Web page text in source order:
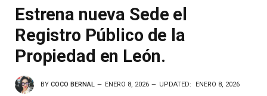
Estrena nueva Sede el
Registro Público de la
Propiedad en León.
BY COCO BERNAL ENERO 8, 2026 UPDATED: ENERO 8, 2026